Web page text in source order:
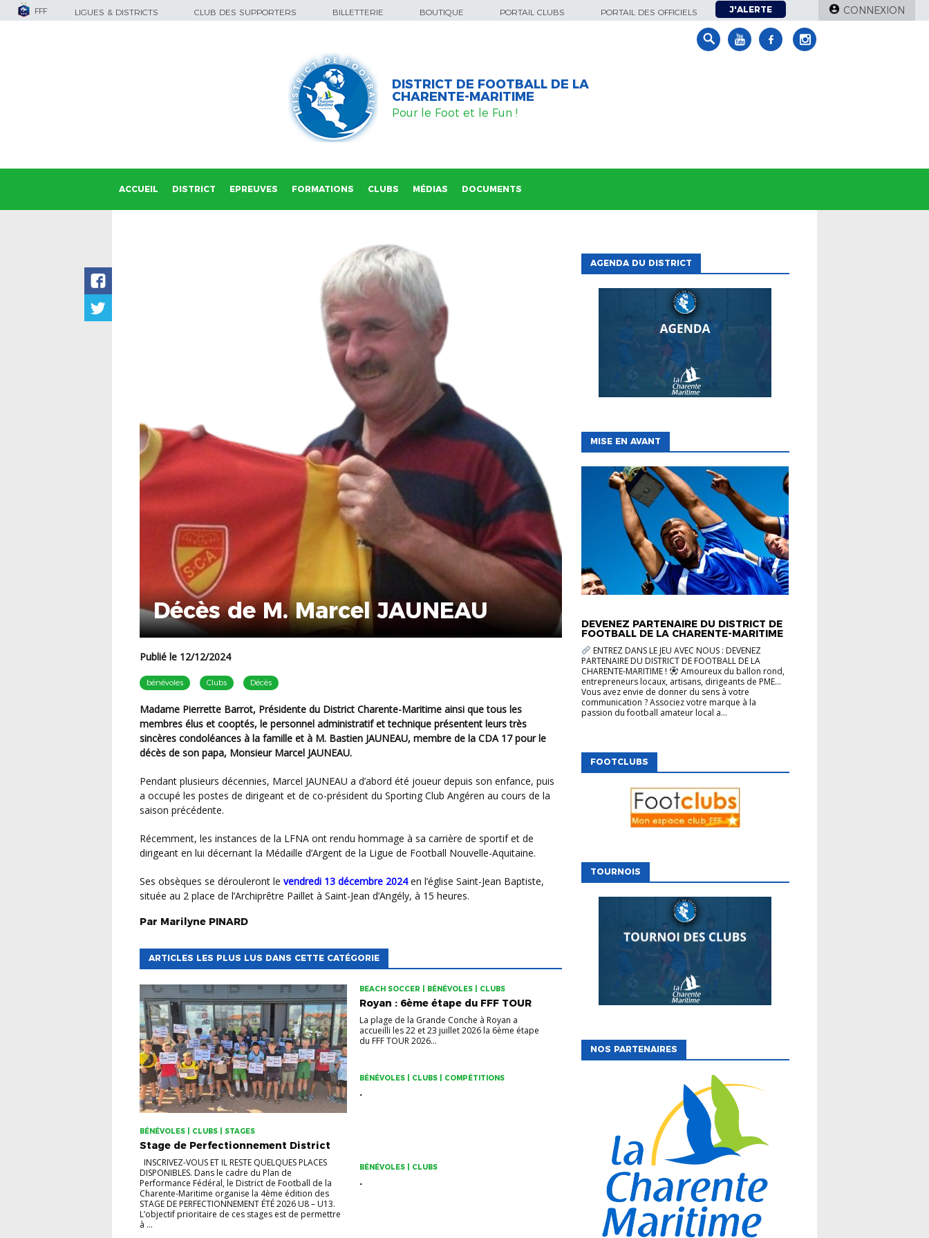
FFF LIGUES & DISTRICTS CLUB DES SUPPORTERS BILLETTERIE BOUTIQUE PORTAIL CLUBS PORTAIL DES OFFICIELS J'ALERTE CONNEXION
DISTRICT DE FOOTBALL DE LA
CHARENTE-MARITIME
Pour le Foot et le Fun !
ACCUEIL DISTRICT EPREUVES FORMATIONS CLUBS MÉDIAS DOCUMENTS
Décès de M. Marcel JAUNEAU
Publié le 12/12/2024
bénévoles Clubs Décès
Madame Pierrette Barrot, Présidente du District Charente-Maritime ainsi que tous les
membres élus et cooptés, le personnel administratif et technique présentent leurs très
sincères condoléances à la famille et à M. Bastien JAUNEAU, membre de la CDA 17 pour le
décès de son papa, Monsieur Marcel JAUNEAU.
Pendant plusieurs décennies, Marcel JAUNEAU a d’abord été joueur depuis son enfance, puis
a occupé les postes de dirigeant et de co-président du Sporting Club Angéren au cours de la
saison précédente.
Récemment, les instances de la LFNA ont rendu hommage à sa carrière de sportif et de
dirigeant en lui décernant la Médaille d’Argent de la Ligue de Football Nouvelle-Aquitaine.
Ses obsèques se dérouleront le vendredi 13 décembre 2024 en l’église Saint-Jean Baptiste,
située au 2 place de l’Archiprêtre Paillet à Saint-Jean d’Angély, à 15 heures.
Par Marilyne PINARD
ARTICLES LES PLUS LUS DANS CETTE CATÉGORIE
BÉNÉVOLES | CLUBS | STAGES
Stage de Perfectionnement District
INSCRIVEZ-VOUS ET IL RESTE QUELQUES PLACES
DISPONIBLES. Dans le cadre du Plan de
Performance Fédéral, le District de Football de la
Charente-Maritime organise la 4ème édition des
STAGE DE PERFECTIONNEMENT ÉTÉ 2026 U8 – U13.
L’objectif prioritaire de ces stages est de permettre
à ...
BEACH SOCCER | BÉNÉVOLES | CLUBS
Royan : 6ème étape du FFF TOUR
La plage de la Grande Conche à Royan a
accueilli les 22 et 23 juillet 2026 la 6ème étape
du FFF TOUR 2026...
BÉNÉVOLES | CLUBS | COMPÉTITIONS
.
BÉNÉVOLES | CLUBS
.
AGENDA DU DISTRICT
MISE EN AVANT
DEVENEZ PARTENAIRE DU DISTRICT DE
FOOTBALL DE LA CHARENTE-MARITIME
ENTREZ DANS LE JEU AVEC NOUS : DEVENEZ
PARTENAIRE DU DISTRICT DE FOOTBALL DE LA
CHARENTE-MARITIME !
Amoureux du ballon rond,
entrepreneurs locaux, artisans, dirigeants de PME…
Vous avez envie de donner du sens à votre
communication ? Associez votre marque à la
passion du football amateur local a...
FOOTCLUBS
TOURNOIS
NOS PARTENAIRES